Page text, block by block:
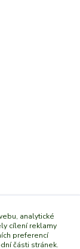
analytické
cílení reklamy
preferencí
části stránek.